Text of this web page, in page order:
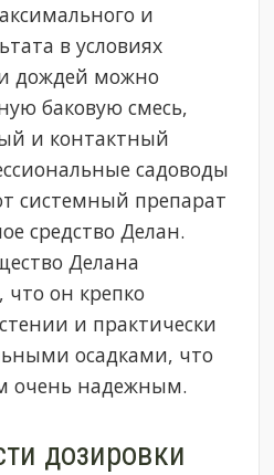
и
в условиях
дождей можно
баковую смесь,
и контактный
садоводы
системный препарат
средство Делан.
Делана
что он крепко
и практически
осадками, что
очень надежным.
дозировки